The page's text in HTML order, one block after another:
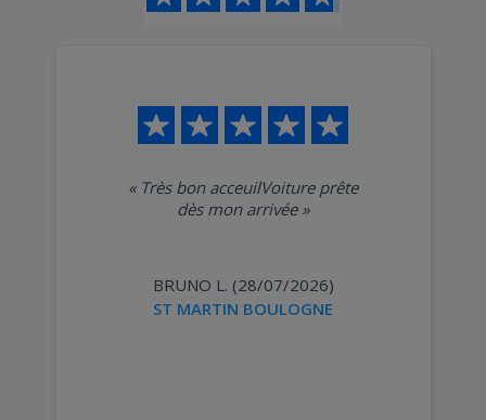
« Très bon acceuilVoiture prête
dès mon arrivée»
BRUNO L. (28/07/2026)
ST MARTIN BOULOGNE